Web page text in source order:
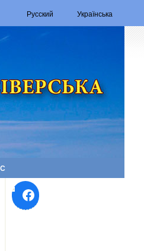
Русский Українська
Facebook